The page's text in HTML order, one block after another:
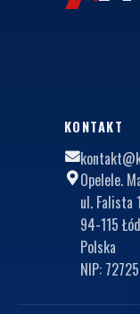
KONTAKT
Opelele.
ul. Falista
94-115
Polska
NIP: